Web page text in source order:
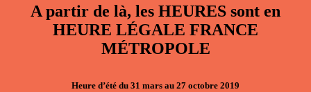
A partir de là, les HEURES sont en
HEURE LÉGALE FRANCE
MÉTROPOLE
Heure d’été du 31 mars au 27 octobre 2019